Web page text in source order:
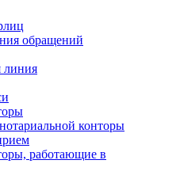
обращений
линия
конторы
работающие в